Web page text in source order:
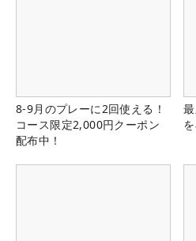
8-9月のプレーに2回使える！
コース限定2,000円クーポン
配布中！